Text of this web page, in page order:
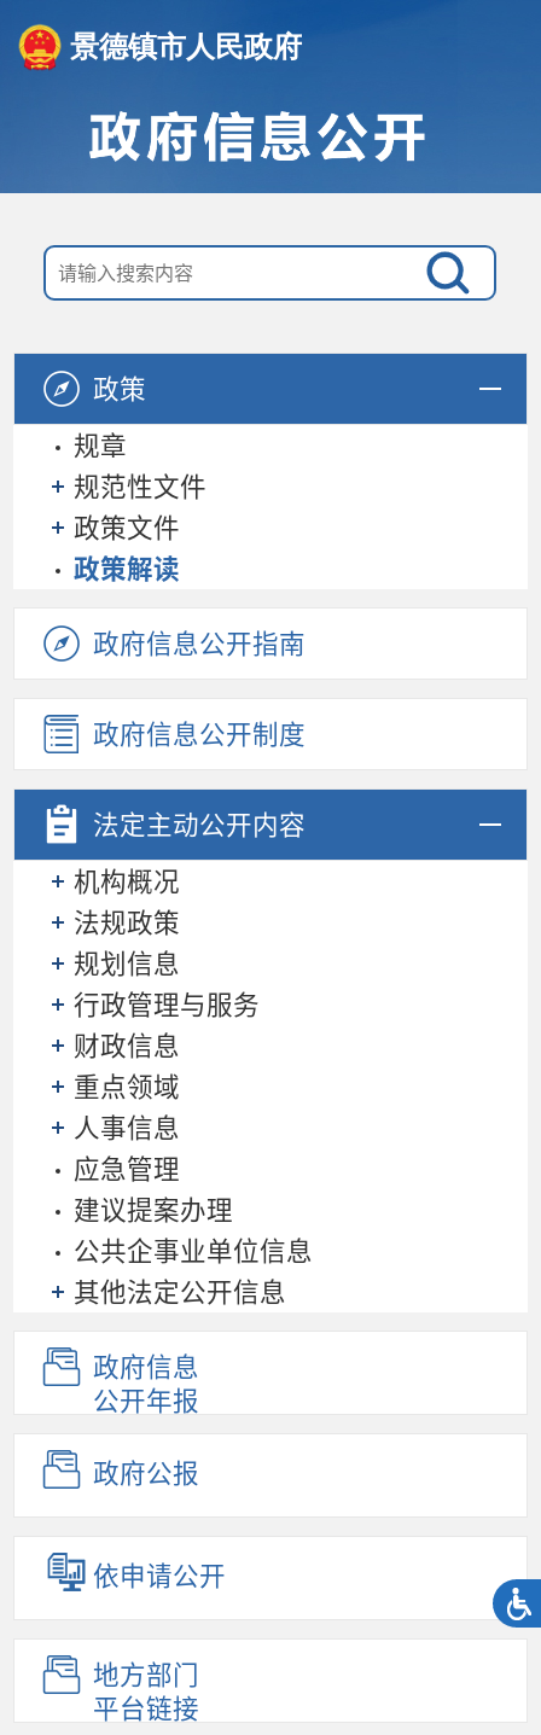
景德镇市人民政府
政策
规章
规范性文件
政策文件
政策解读
政府信息公开指南
政府信息公开制度
法定主动公开内容
机构概况
法规政策
规划信息
行政管理与服务
财政信息
重点领域
人事信息
应急管理
建议提案办理
公共企事业单位信息
其他法定公开信息
政府信息
公开年报
政府公报
依申请公开
地方部门
平台链接